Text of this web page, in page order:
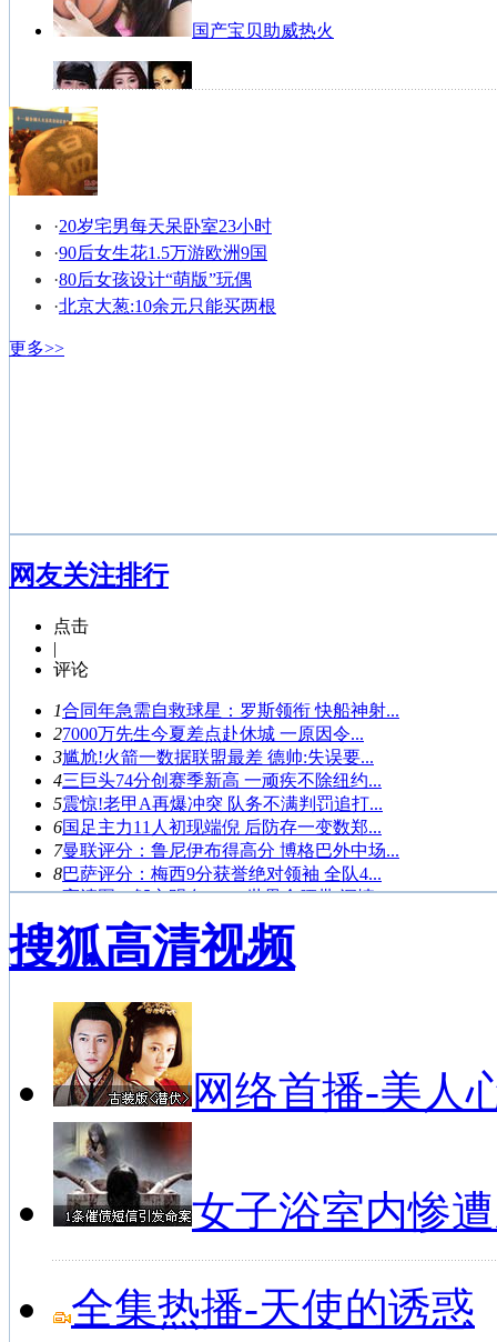
国产宝贝助威热火
NBA纹身男全搜罗
·20岁宅男每天呆卧室23小时
·90后女生花1.5万游欧洲9国
·80后女孩设计“萌版”玩偶
·北京大葱:10余元只能买两根
更多>>
网友关注排行
点击
|
评论
1合同年急需自救球星：罗斯领衔 快船神射...
27000万先生今夏差点赴休城 一原因令...
3尴尬!火箭一数据联盟最差 德帅:失误要...
4三巨头74分创赛季新高 一顽疾不除纽约...
5震惊!老甲A再爆冲突 队务不满判罚追打...
6国足主力11人初现端倪 后防存一变数郑...
7曼联评分：鲁尼伊布得高分 博格巴外中场...
8巴萨评分：梅西9分获誉绝对领袖 全队4...
9高清图：邹市明夺WBO世界金腰带 深情...
10 女排第2轮最佳：浙江3将帅登榜 张常宁...
1鲁能客场0-1武里南联 末轮赢球未必出...
3曝火箭仍觊觎第三位巨星 帕帅书豪或成交...
4库卡：相信球队会出线 质疑我战术的人根...
5国王杯-内少失必进球贝尔绝杀 皇马2-...
6甜瓜缺阵皮尔斯里程碑 篮网负尼克斯未锁...
7鲁能出线分析：两种情况可晋级 祈求浦项...
8ESPN投票杜兰特无悬念当MVP 詹皇...
9三权威预测看衰火箭夺冠 实力不弱却无雄...
10桑兰晒与儿子合影：度过鬼门关 血压不太...
搜狐高清视频
网络首播-美人
女子浴室内惨
全集热播-天使的诱惑